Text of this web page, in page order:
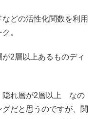
どの活性化関数を利用
。
2層以上あるものディ
れ層が2層以上 なの
だと思うのですが、関